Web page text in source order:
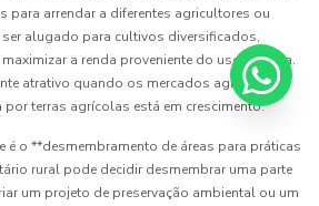
para arrendar a diferentes agricultores ou
alugado para cultivos diversificados,
a renda proveniente do uso da terra.
atrativo quando os mercados agrícolas
por terras agrícolas está em crescimento.
é o **desmembramento de áreas para práticas
rural pode decidir desmembrar uma parte
um projeto de preservação ambiental ou um